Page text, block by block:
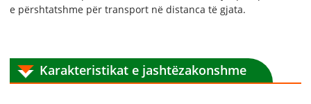
e përshtatshme për transport në distanca të gjata.
Karakteristikat e jashtëzakonshme